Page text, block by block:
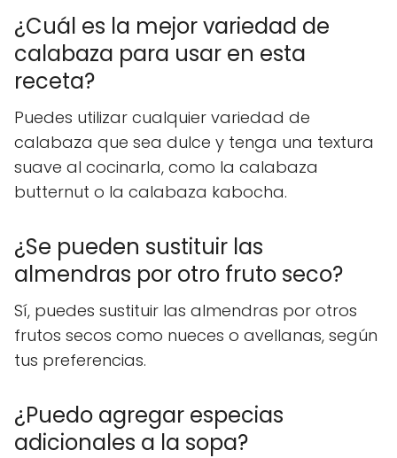
¿Cuál es la mejor variedad de
calabaza para usar en esta
receta?
Puedes utilizar cualquier variedad de
calabaza que sea dulce y tenga una textura
suave al cocinarla, como la calabaza
butternut o la calabaza kabocha.
¿Se pueden sustituir las
almendras por otro fruto seco?
Sí, puedes sustituir las almendras por otros
frutos secos como nueces o avellanas, según
tus preferencias.
¿Puedo agregar especias
adicionales a la sopa?